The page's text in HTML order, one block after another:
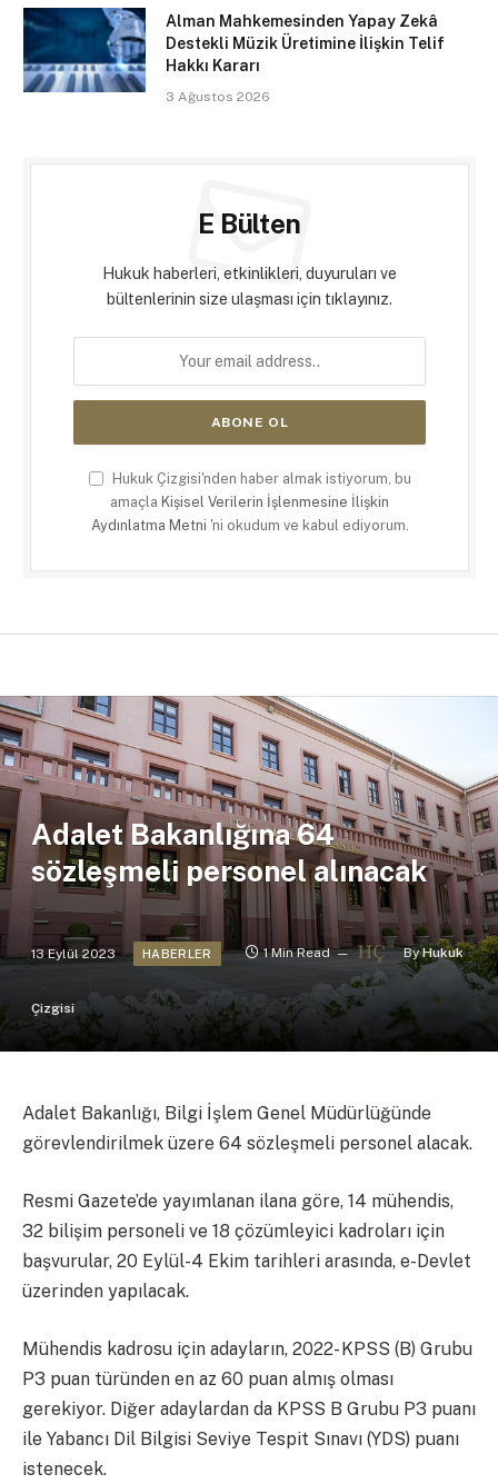
Alman Mahkemesinden Yapay Zekâ
Destekli Müzik Üretimine İlişkin Telif
Hakkı Kararı
3 Ağustos 2026
E Bülten
Hukuk haberleri, etkinlikleri, duyuruları ve
bültenlerinin size ulaşması için tıklayınız.
Hukuk Çizgisi'nden haber almak istiyorum, bu
amaçla Kişisel Verilerin İşlenmesine İlişkin
Aydınlatma Metni 'ni okudum ve kabul ediyorum.
Adalet Bakanlığına 64
sözleşmeli personel alınacak
13 Eylül 2023 HABERLER 1 Min Read By Hukuk
Çizgisi
Adalet Bakanlığı, Bilgi İşlem Genel Müdürlüğünde
görevlendirilmek üzere 64 sözleşmeli personel alacak.
Resmi Gazete’de yayımlanan ilana göre, 14 mühendis,
32 bilişim personeli ve 18 çözümleyici kadroları için
başvurular, 20 Eylül-4 Ekim tarihleri arasında, e-Devlet
üzerinden yapılacak.
Mühendis kadrosu için adayların, 2022- KPSS (B) Grubu
P3 puan türünden en az 60 puan almış olması
gerekiyor. Diğer adaylardan da KPSS B Grubu P3 puanı
ile Yabancı Dil Bilgisi Seviye Tespit Sınavı (YDS) puanı
istenecek.